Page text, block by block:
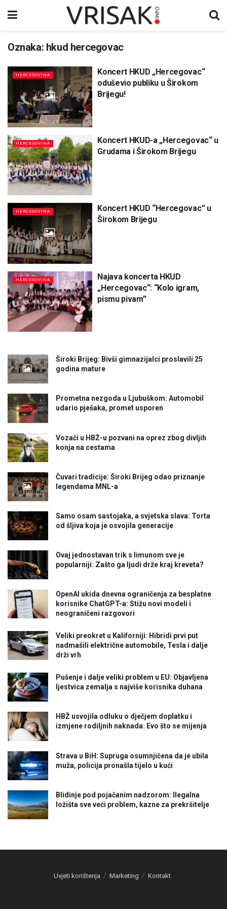
Oznaka: hkud hercegovac
HERCEGOVINA
Koncert HKUD „Hercegovac“
oduševio publiku u Širokom
Brijegu!
HERCEGOVINA
Koncert HKUD-a „Hercegovac“ u
Grudama i Širokom Brijegu
HERCEGOVINA
Koncert HKUD “Hercegovac” u
Širokom Brijegu
HERCEGOVINA
Najava koncerta HKUD
„Hercegovac“: “Kolo igram,
pismu pivam”
Široki Brijeg: Bivši gimnazijalci proslavili 25
godina mature
Prometna nezgoda u Ljubuškom: Automobil
udario pješaka, promet usporen
Vozači u HBŽ-u pozvani na oprez zbog divljih
konja na cestama
Čuvari tradicije: Široki Brijeg odao priznanje
legendama MNL-a
Samo osam sastojaka, a svjetska slava: Torta
od šljiva koja je osvojila generacije
Ovaj jednostavan trik s limunom sve je
popularniji: Zašto ga ljudi drže kraj kreveta?
OpenAI ukida dnevna ograničenja za besplatne
korisnike ChatGPT-a: Stižu novi modeli i
neograničeni razgovori
Veliki preokret u Kaliforniji: Hibridi prvi put
nadmašili električne automobile, Tesla i dalje
drži vrh
Pušenje i dalje veliki problem u EU: Objavljena
ljestvica zemalja s najviše korisnika duhana
HBŽ usvojila odluku o dječjem doplatku i
izmjene rodiljnih naknada: Evo što se mijenja
Strava u BiH: Supruga osumnjičena da je ubila
muža, policija pronašla tijelo u kući
Blidinje pod pojačanim nadzorom: Ilegalna
ložišta sve veći problem, kazne za prekršitelje
Uvjeti korištenja Marketing Kontakt